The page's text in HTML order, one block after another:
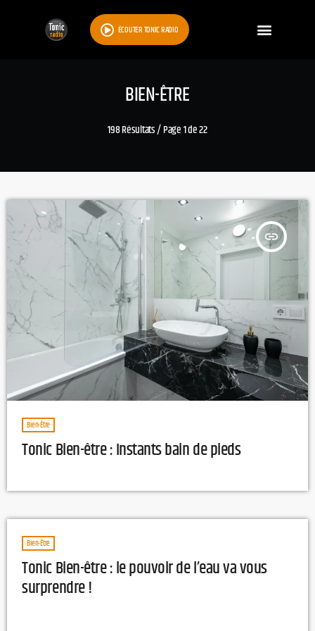
ÉCOUTER TONIC RADIO
BIEN-ÊTRE
198 Résultats / Page 1 de 22
insert_link
Bien-Être
Tonic Bien-être : Instants bain de pieds
Bien-Être
Tonic Bien-être : le pouvoir de l’eau va vous
surprendre !